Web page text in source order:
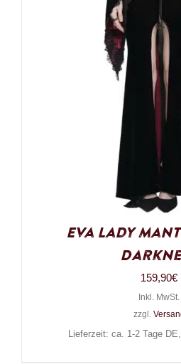
Eva Lady
159,90€
Inkl. MwSt.
zzgl.
Lieferzeit: ca. 1-2 Tage